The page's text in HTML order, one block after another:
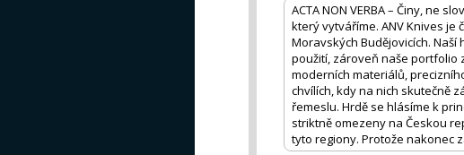
ACTA NON VERBA – Činy, ne
který vytváříme. ANV Knives
Moravských Budějovicích.
použití, zároveň naše portfolio
moderních materiálů,
chvílích, kdy na nich skutečně
řemeslu. Hrdě se hlásíme k
striktně omezeny na Českou
tyto regiony. Protože nakonec